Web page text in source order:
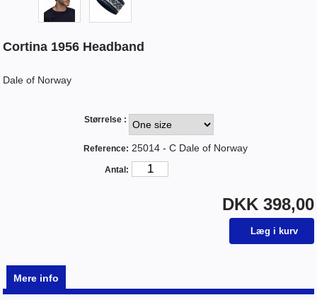
Cortina 1956 Headband
Dale of Norway
Størrelse :
Reference: 25014 - C Dale of Norway
Antal:
DKK 398,00
Mere info